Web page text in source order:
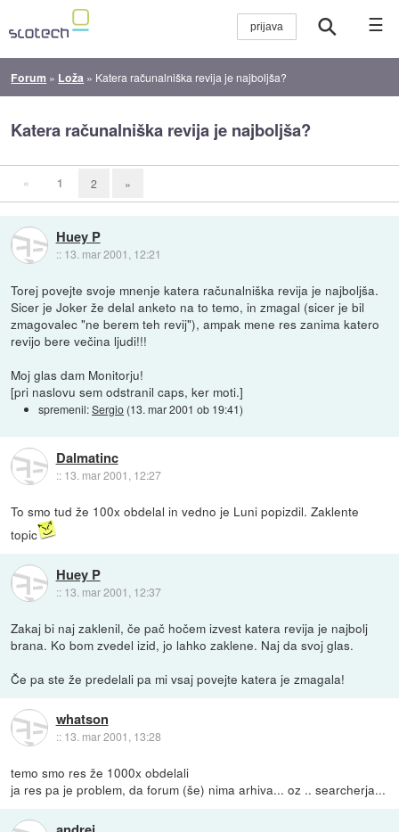
☰
Forum » Loža » Katera računalniška revija je najboljša?
Katera računalniška revija je najboljša?
« 1 2 »
Huey P
:: 13. mar 2001, 12:21
Torej povejte svoje mnenje katera računalniška revija je najboljša.
Sicer je Joker že delal anketo na to temo, in zmagal (sicer je bil
zmagovalec "ne berem teh revij"), ampak mene res zanima katero
revijo bere večina ljudi!!!
Moj glas dam Monitorju!
[pri naslovu sem odstranil caps, ker moti.]
spremenil:Sergio (13. mar 2001 ob 19:41)
Dalmatinc
:: 13. mar 2001, 12:27
To smo tud že 100x obdelal in vedno je Luni popizdil. Zaklente
topic
Huey P
:: 13. mar 2001, 12:37
Zakaj bi naj zaklenil, če pač hočem izvest katera revija je najbolj
brana. Ko bom zvedel izid, jo lahko zaklene. Naj da svoj glas.
Če pa ste že predelali pa mi vsaj povejte katera je zmagala!
whatson
:: 13. mar 2001, 13:28
temo smo res že 1000x obdelali
ja res pa je problem, da forum (še) nima arhiva... oz .. searcherja...